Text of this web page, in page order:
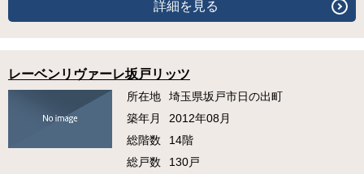
詳細を見る
レーベンリヴァーレ坂戸リッツ
所在地
埼玉県坂戸市日の出町
築年月
2012年08月
総階数
14階
総戸数
130戸